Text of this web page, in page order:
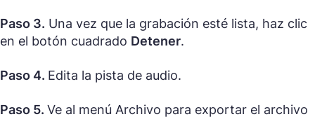
Paso 3. Una vez que la grabación esté lista, haz clic
en el botón cuadrado Detener.
Paso 4. Edita la pista de audio.
Paso 5. Ve al menú Archivo para exportar el archivo